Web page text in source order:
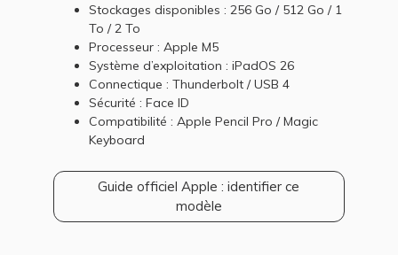
Stockages disponibles : 256 Go / 512 Go / 1
To / 2 To
Processeur : Apple M5
Système d’exploitation : iPadOS 26
Connectique : Thunderbolt / USB 4
Sécurité : Face ID
Compatibilité : Apple Pencil Pro / Magic
Keyboard
Guide officiel Apple : identifier ce
modèle